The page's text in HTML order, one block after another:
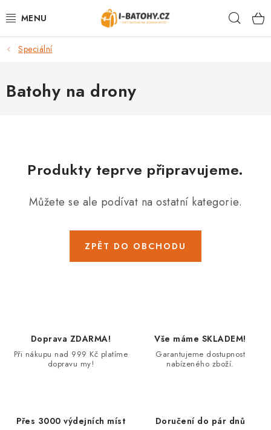
na
VÝPRODEJ %
BATOHY
LEDVINKY
PENĚŽENKY
DOPLŇKY A PŘÍSLUŠENSTVÍ
Doprava a platba Vše o nákupu Kontakty
Poradna
O nás
Blog
Speciální
Batohy na drony
Produkty teprve připravujeme.
Můžete se ale podívat na ostatní kategorie.
ZPĚT DO OBCHODU
Doprava ZDARMA!
Při nákupu nad 999 Kč platíme
dopravu my!
Vše máme SKLADEM!
Garantujeme dostupnost
nabízeného zboží.
Přes 3000 výdejních míst Doručení do pár dnů